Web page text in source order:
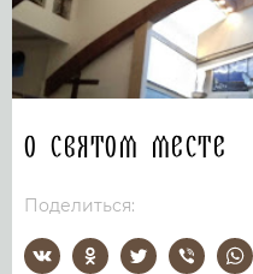
О святом месте
Поделиться: